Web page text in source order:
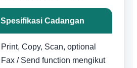
Spesifikasi Cadangan
Print, Copy, Scan, optional
Fax / Send function mengikut